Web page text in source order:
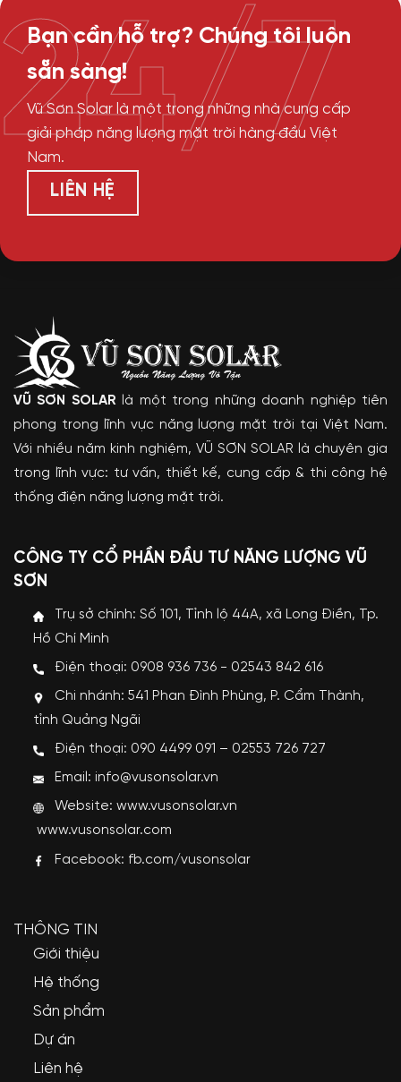
Bạn cần hỗ trợ? Chúng tôi luôn
sẵn sàng!
Vũ Sơn Solar là một trong những nhà cung cấp
giải pháp năng lượng mặt trời hàng đầu Việt
Nam.
LIÊN HỆ
24/7
VŨ SƠN SOLAR là một trong những doanh nghiệp tiên
phong trong lĩnh vực năng lượng mặt trời tại Việt Nam.
Với nhiều năm kinh nghiệm, VŨ SƠN SOLAR là chuyên gia
trong lĩnh vực: tư vấn, thiết kế, cung cấp & thi công hệ
thống điện năng lượng mặt trời.
CÔNG TY CỔ PHẦN ĐẦU TƯ NĂNG LƯỢNG VŨ
SƠN
Trụ sở chính: Số 101, Tỉnh lộ 44A, xã Long Điền, Tp.
Hồ Chí Minh
Điện thoại: 0908 936 736 - 02543 842 616
Chi nhánh: 541 Phan Đình Phùng, P. Cẩm Thành,
tỉnh Quảng Ngãi
Điện thoại: 090 4499 091 – 02553 726 727
Email: info@vusonsolar.vn
Website:www.vusonsolar.vn
www.vusonsolar.com
Facebook: fb.com/vusonsolar
THÔNG TIN
Giới thiệu
Hệ thống
Sản phẩm
Dự án
Liên hệ